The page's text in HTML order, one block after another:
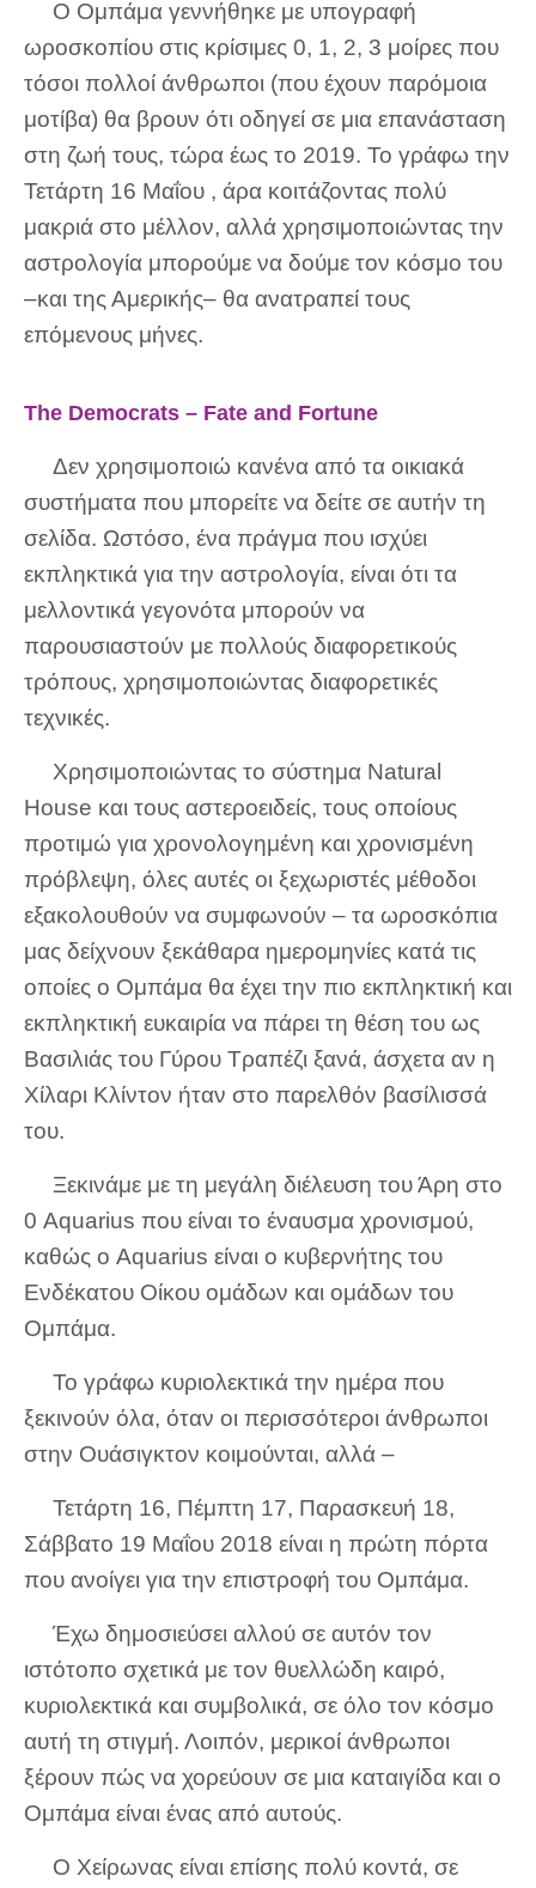
Ο Ομπάμα γεννήθηκε με υπογραφή
ωροσκοπίου στις κρίσιμες 0, 1, 2, 3 μοίρες που
τόσοι πολλοί άνθρωποι (που έχουν παρόμοια
μοτίβα) θα βρουν ότι οδηγεί σε μια επανάσταση
στη ζωή τους, τώρα έως το 2019. Το γράφω την
Τετάρτη 16 Μαΐου , άρα κοιτάζοντας πολύ
μακριά στο μέλλον, αλλά χρησιμοποιώντας την
αστρολογία μπορούμε να δούμε τον κόσμο του
–και της Αμερικής– θα ανατραπεί τους
επόμενους μήνες.
The Democrats – Fate and Fortune
Δεν χρησιμοποιώ κανένα από τα οικιακά
συστήματα που μπορείτε να δείτε σε αυτήν τη
σελίδα. Ωστόσο, ένα πράγμα που ισχύει
εκπληκτικά για την αστρολογία, είναι ότι τα
μελλοντικά γεγονότα μπορούν να
παρουσιαστούν με πολλούς διαφορετικούς
τρόπους, χρησιμοποιώντας διαφορετικές
τεχνικές.
Χρησιμοποιώντας το σύστημα Natural
House και τους αστεροειδείς, τους οποίους
προτιμώ για χρονολογημένη και χρονισμένη
πρόβλεψη, όλες αυτές οι ξεχωριστές μέθοδοι
εξακολουθούν να συμφωνούν – τα ωροσκόπια
μας δείχνουν ξεκάθαρα ημερομηνίες κατά τις
οποίες ο Ομπάμα θα έχει την πιο εκπληκτική και
εκπληκτική ευκαιρία να πάρει τη θέση του ως
Βασιλιάς του Γύρου Τραπέζι ξανά, άσχετα αν η
Χίλαρι Κλίντον ήταν στο παρελθόν βασίλισσά
του.
Ξεκινάμε με τη μεγάλη διέλευση του Άρη στο
0 Aquarius που είναι το έναυσμα χρονισμού,
καθώς ο Aquarius είναι ο κυβερνήτης του
Ενδέκατου Οίκου ομάδων και ομάδων του
Ομπάμα.
Το γράφω κυριολεκτικά την ημέρα που
ξεκινούν όλα, όταν οι περισσότεροι άνθρωποι
στην Ουάσιγκτον κοιμούνται, αλλά –
Τετάρτη 16, Πέμπτη 17, Παρασκευή 18,
Σάββατο 19 Μαΐου 2018 είναι η πρώτη πόρτα
που ανοίγει για την επιστροφή του Ομπάμα.
Έχω δημοσιεύσει αλλού σε αυτόν τον
ιστότοπο σχετικά με τον θυελλώδη καιρό,
κυριολεκτικά και συμβολικά, σε όλο τον κόσμο
αυτή τη στιγμή. Λοιπόν, μερικοί άνθρωποι
ξέρουν πώς να χορεύουν σε μια καταιγίδα και ο
Ομπάμα είναι ένας από αυτούς.
Ο Χείρωνας είναι επίσης πολύ κοντά, σε